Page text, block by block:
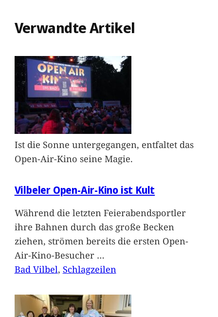
Verwandte Artikel
Ist die Sonne untergegangen, entfaltet das
Open-Air-Kino seine Magie.
Vilbeler Open-Air-Kino ist Kult
Während die letzten Feierabendsportler
ihre Bahnen durch das große Becken
ziehen, strömen bereits die ersten Open-
Air-Kino-Besucher …
Bad Vilbel, Schlagzeilen